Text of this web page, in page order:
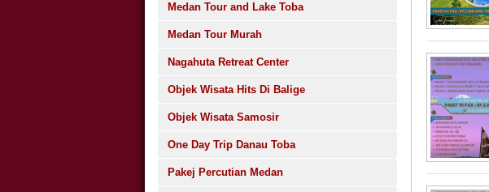
Medan Tour and Lake Toba
Medan Tour Murah
Nagahuta Retreat Center
Objek Wisata Hits Di Balige
Objek Wisata Samosir
One Day Trip Danau Toba
Pakej Percutian Medan